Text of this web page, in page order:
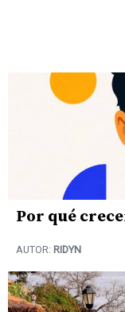
Por qué
AUTOR: RIDYN